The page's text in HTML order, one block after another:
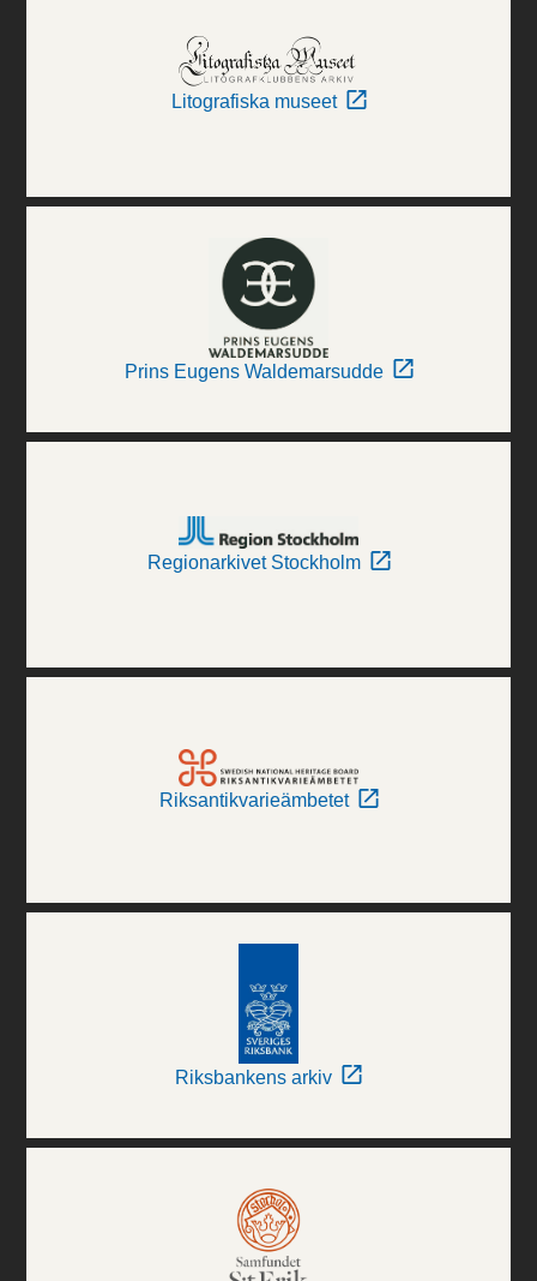
Litografiska museet
Prins Eugens Waldemarsudde
Regionarkivet Stockholm
Riksantikvarieämbetet
Riksbankens arkiv